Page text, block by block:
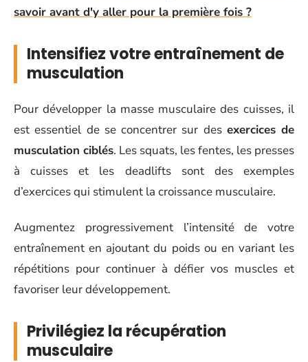
savoir avant d'y aller pour la première fois ?
Intensifiez votre entraînement de
musculation
Pour développer la masse musculaire des cuisses, il
est essentiel de se concentrer sur des exercices de
musculation ciblés. Les squats, les fentes, les presses
à cuisses et les deadlifts sont des exemples
d’exercices qui stimulent la croissance musculaire.
Augmentez progressivement l’intensité de votre
entraînement en ajoutant du poids ou en variant les
répétitions pour continuer à défier vos muscles et
favoriser leur développement.
Privilégiez la récupération
musculaire